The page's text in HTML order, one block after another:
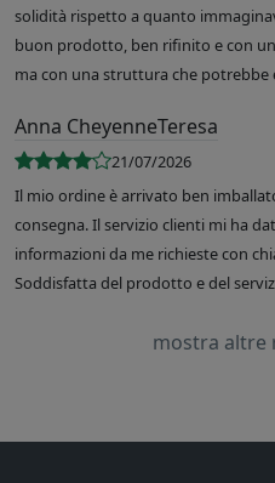
solidità rispetto a quanto
buon prodotto, ben rifinito e con
ma con una struttura che potrebbe
Anna CheyenneTeresa
21/07/2026
Il mio ordine è arrivato ben
consegna. Il servizio clienti mi ha
informazioni da me richieste con
Soddisfatta del prodotto e del
mostra altre